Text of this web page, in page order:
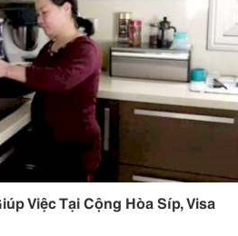
Việc Tại Cộng Hòa Síp, Visa